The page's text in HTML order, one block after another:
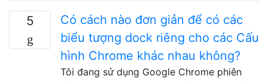
5
Có cách nào đơn giản để có các
biểu tượng dock riêng cho các Cấu
hình Chrome khác nhau không?
Tôi đang sử dụng Google Chrome phiên